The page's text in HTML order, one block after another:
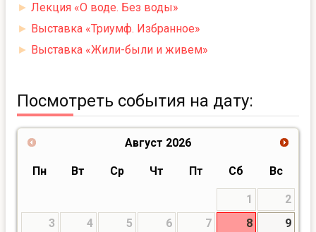
► Лекция «О воде. Без воды»
► Выставка «Триумф. Избранное»
► Выставка «Жили-были и живем»
Посмотреть события на дату:
Август 2026
Пн Вт Ср Чт Пт Сб Вс
1
2
3
4 5 6 7 8
9